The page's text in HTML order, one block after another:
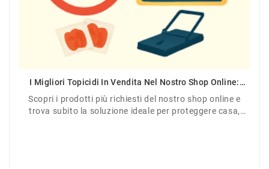
I Migliori Topicidi In Vendita Nel Nostro Shop Online:
Scopri i prodotti più richiesti del nostro shop online e
trova subito la soluzione ideale per proteggere casa,